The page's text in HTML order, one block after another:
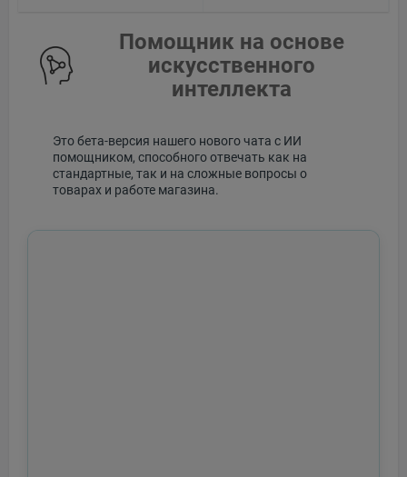
Помощник на основе
искусственного
интеллекта
Это бета-версия нашего нового чата с ИИ
помощником, способного отвечать как на
стандартные, так и на сложные вопросы о
товарах и работе магазина.